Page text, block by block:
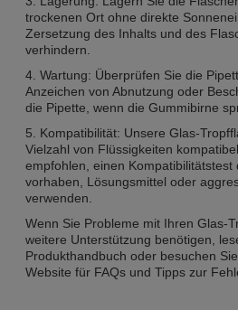
trockenen Ort ohne direkte
Zersetzung des Inhalts und des
verhindern.
4. Wartung: Überprüfen Sie die
Anzeichen von Abnutzung oder
die Pipette, wenn die Gummibirne
5. Kompatibilität: Unsere Glas-
Vielzahl von Flüssigkeiten
empfohlen, einen Kompatibilitätstest
vorhaben, Lösungsmittel oder
verwenden.
Wenn Sie Probleme mit Ihren Glas-
weitere Unterstützung benötigen,
Produkthandbuch oder besuchen
Website für FAQs und Tipps zur